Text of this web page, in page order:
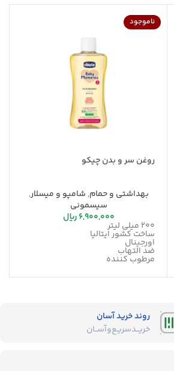
ناموجود
روغن سر و بدن چیکو
بهداشتی و حمام, شامپو و میسلار,
سیسمونی
6,900,000ریال
200 میلی لیتر
ساخت کشور ایتالیا
اورجینال
ضد التهاب
مرطوب کننده
حاوی ویتامین E
مناسب انواع پوست
روند خرید آسان
خریــد‌سریـع‌و‌آســان